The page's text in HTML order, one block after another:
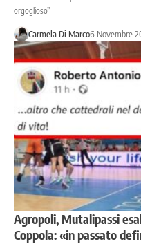
orgoglioso”
Carmela Di Marco6 Novembre
Agropoli, Mutalipassi
Coppola: «in passato